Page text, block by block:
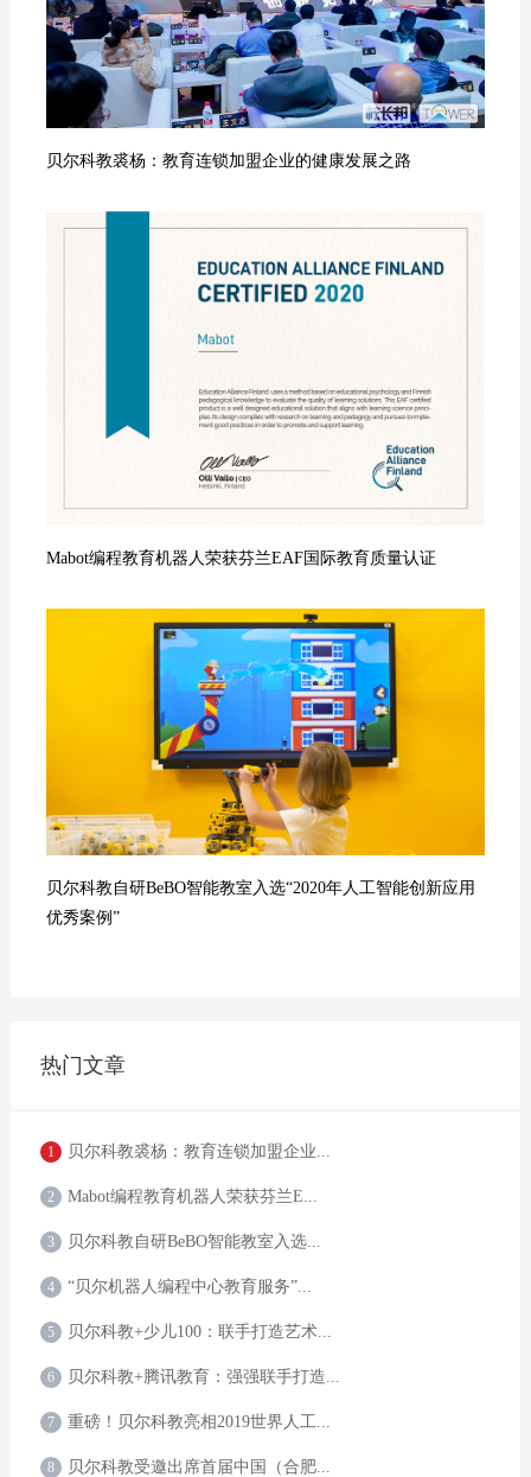
贝尔科教裘杨：教育连锁加盟企业的健康发展之路
Mabot编程教育机器人荣获芬兰EAF国际教育质量认证
贝尔科教自研BeBO智能教室入选“2020年人工智能创新应用
优秀案例”
热门文章
1 贝尔科教裘杨：教育连锁加盟企业...
2 Mabot编程教育机器人荣获芬兰E...
3 贝尔科教自研BeBO智能教室入选...
4 “贝尔机器人编程中心教育服务”...
5 贝尔科教+少儿100：联手打造艺术...
6 贝尔科教+腾讯教育：强强联手打造...
7 重磅！贝尔科教亮相2019世界人工...
8 贝尔科教受邀出席首届中国（合肥...